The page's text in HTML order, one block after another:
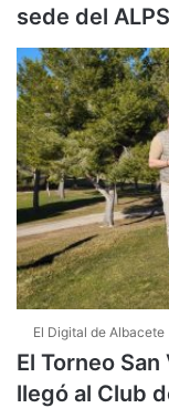
sede del
El Digital de Albacete
El Torneo
llegó al Club